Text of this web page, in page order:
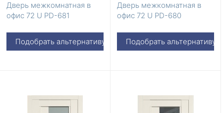
Дверь межкомнатная в
офис 72 U PD-681
Подобрать альтернативу
Дверь межкомнатная в
офис 72 U PD-680
Подобрать альтернативу